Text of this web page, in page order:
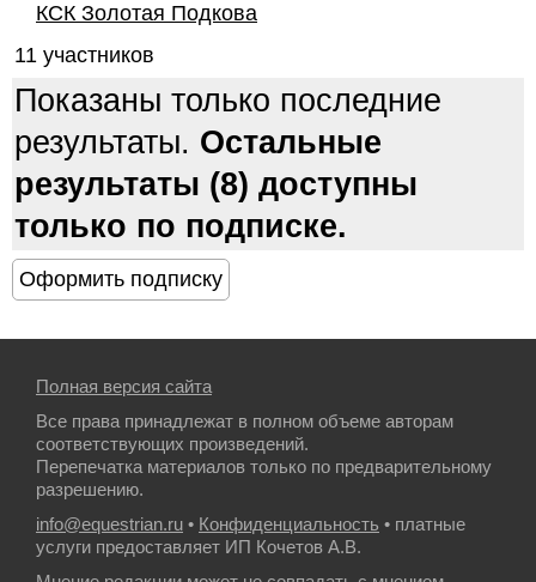
КСК Золотая Подкова
11 участников
Показаны только последние
результаты. Остальные
результаты (8) доступны
только по подписке.
Полная версия сайта
Все права принадлежат в полном объеме авторам
соответствующих произведений.
Перепечатка материалов только по предварительному
разрешению.
info@equestrian.ru • Конфиденциальность • платные
услуги предоставляет ИП Кочетов А.В.